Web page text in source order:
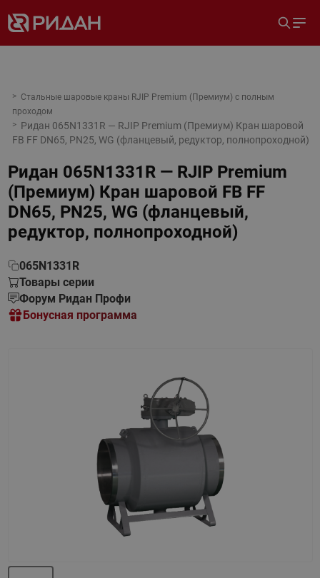
Стальные шаровые краны RJIP Premium (Премиум) с полным
проходом
Ридан 065N1331R — RJIP Premium (Премиум) Кран шаровой
FB FF DN65, PN25, WG (фланцевый, редуктор, полнопроходной)
Ридан 065N1331R — RJIP Premium
(Премиум) Кран шаровой FB FF
DN65, PN25, WG (фланцевый,
редуктор, полнопроходной)
065N1331R
Товары серии
Форум Ридан Профи
Бонусная программа